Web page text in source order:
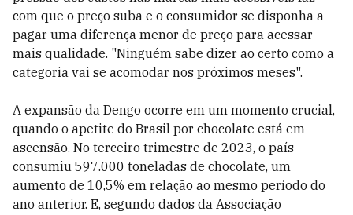
com que o preço suba e o consumidor se disponha a
pagar uma diferença menor de preço para acessar
mais qualidade. "Ninguém sabe dizer ao certo como a
categoria vai se acomodar nos próximos meses".
A expansão da Dengo ocorre em um momento crucial,
quando o apetite do Brasil por chocolate está em
ascensão. No terceiro trimestre de 2023, o país
consumiu 597.000 toneladas de chocolate, um
aumento de 10,5% em relação ao mesmo período do
ano anterior. E, segundo dados da Associação